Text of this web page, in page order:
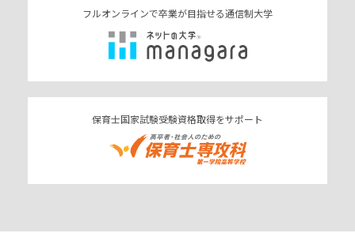
フルオンラインで卒業が目指せる通信制大学
保育士国家試験受験資格取得をサポート